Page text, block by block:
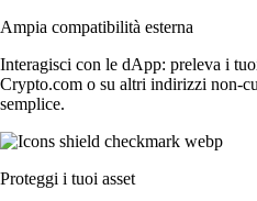
Ampia compatibilità esterna
Interagisci con le dApp: preleva i
Crypto.com o su altri indirizzi non-
semplice.
Proteggi i tuoi asset